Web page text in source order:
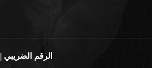
الرقم الضريبي | 310210572300003